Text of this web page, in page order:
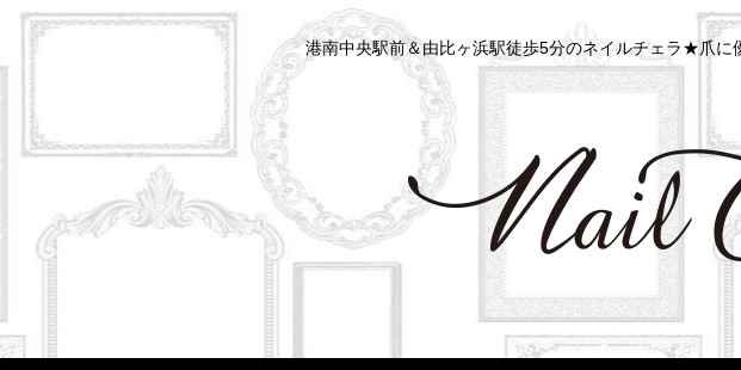
港南中央駅前＆由比ヶ浜駅徒歩5分のネイルチェラ★爪